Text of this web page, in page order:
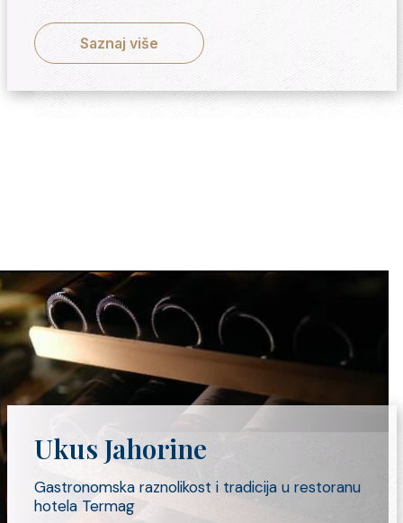
Saznaj više
Ukus Jahorine
Gastronomska raznolikost i tradicija u restoranu
hotela Termag